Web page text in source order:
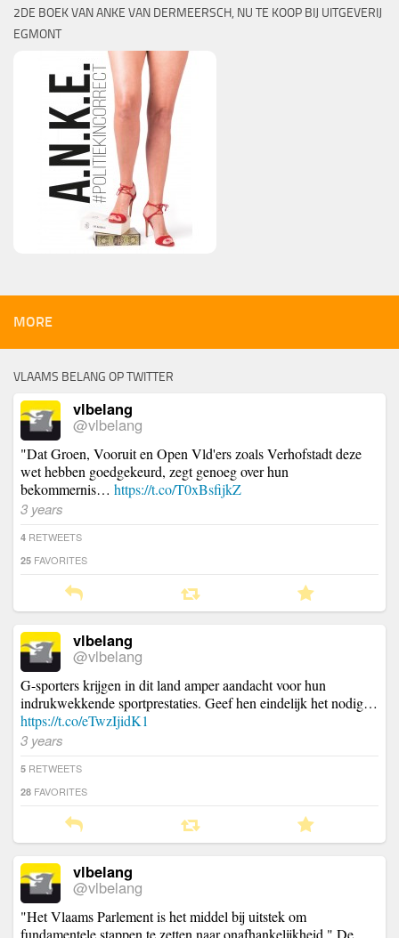
2DE BOEK VAN ANKE VAN DERMEERSCH, NU TE KOOP BIJ UITGEVERIJ
EGMONT
MORE
VLAAMS BELANG OP TWITTER
vlbelang
@vlbelang
"Dat Groen, Vooruit en Open Vld'ers zoals Verhofstadt deze
wet hebben goedgekeurd, zegt genoeg over hun
bekommernis… https://t.co/T0xBsfijkZ
3 years
4 RETWEETS
25 FAVORITES
vlbelang
@vlbelang
G-sporters krijgen in dit land amper aandacht voor hun
indrukwekkende sportprestaties. Geef hen eindelijk het nodig…
https://t.co/eTwzIjidK1
3 years
5 RETWEETS
28 FAVORITES
vlbelang
@vlbelang
"Het Vlaams Parlement is het middel bij uitstek om
fundamentele stappen te zetten naar onafhankelijkheid." De